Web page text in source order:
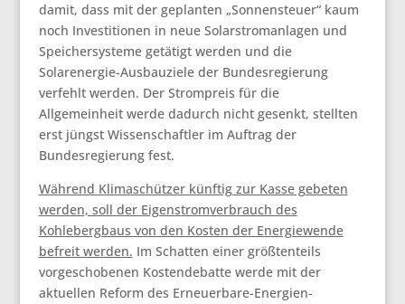
damit, dass mit der geplanten „Sonnensteuer“ kaum
noch Investitionen in neue Solarstromanlagen und
Speichersysteme getätigt werden und die
Solarenergie-Ausbauziele der Bundesregierung
verfehlt werden. Der Strompreis für die
Allgemeinheit werde dadurch nicht gesenkt, stellten
erst jüngst Wissenschaftler im Auftrag der
Bundesregierung fest.
Während Klimaschützer künftig zur Kasse gebeten
werden, soll der Eigenstromverbrauch des
Kohlebergbaus von den Kosten der Energiewende
befreit werden. Im Schatten einer größtenteils
vorgeschobenen Kostendebatte werde mit der
aktuellen Reform des Erneuerbare-Energien-